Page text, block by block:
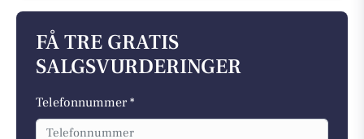
FÅ TRE GRATIS
SALGSVURDERINGER
Telefonnummer *